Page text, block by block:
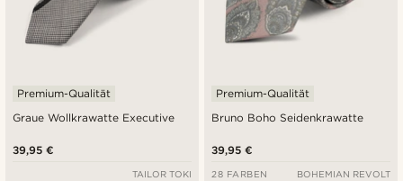
Graue Wollkrawatte Executive
Premium-Qualität
39,95 €
TAILOR TOKI
Bruno Boho Seidenkrawatte
Premium-Qualität
39,95 €
28 FARBEN BOHEMIAN REVOLT